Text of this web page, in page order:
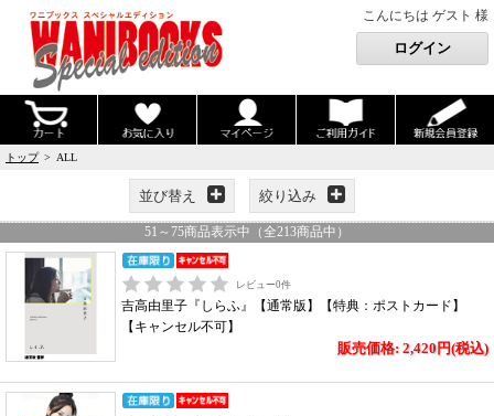
こんにちは ゲスト 様
トップ> ALL
並び替え 絞り込み
51 ～ 75商品表示中（全213商品中）
レビュー0件
吉高由里子『しらふ』【通常版】【特典：ポストカード】
【キャンセル不可】
販売価格: 2,420円(税込)